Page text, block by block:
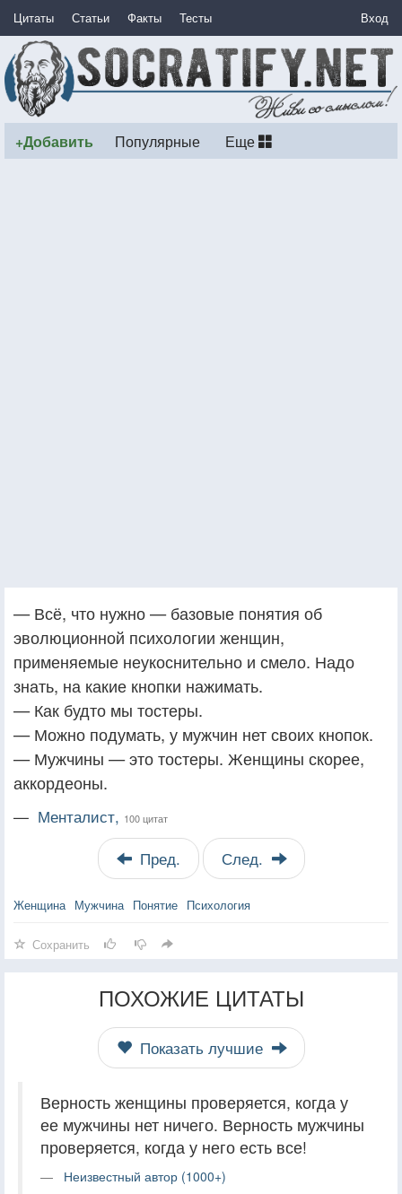
Цитаты Статьи Факты Тесты Вход
+Добавить Популярные Еще
— Всё, что нужно — базовые понятия об
эволюционной психологии женщин,
применяемые неукоснительно и смело. Надо
знать, на какие кнопки нажимать.
— Как будто мы тостеры.
— Можно подумать, у мужчин нет своих кнопок.
— Мужчины — это тостеры. Женщины скорее,
аккордеоны.
— Менталист, 100 цитат
Пред. След.
Женщина Мужчина Понятие Психология
Сохранить
ПОХОЖИЕ ЦИТАТЫ
Показать лучшие
Верность женщины проверяется, когда у
ее мужчины нет ничего. Верность мужчины
проверяется, когда у него есть все!
Неизвестный автор (1000+)